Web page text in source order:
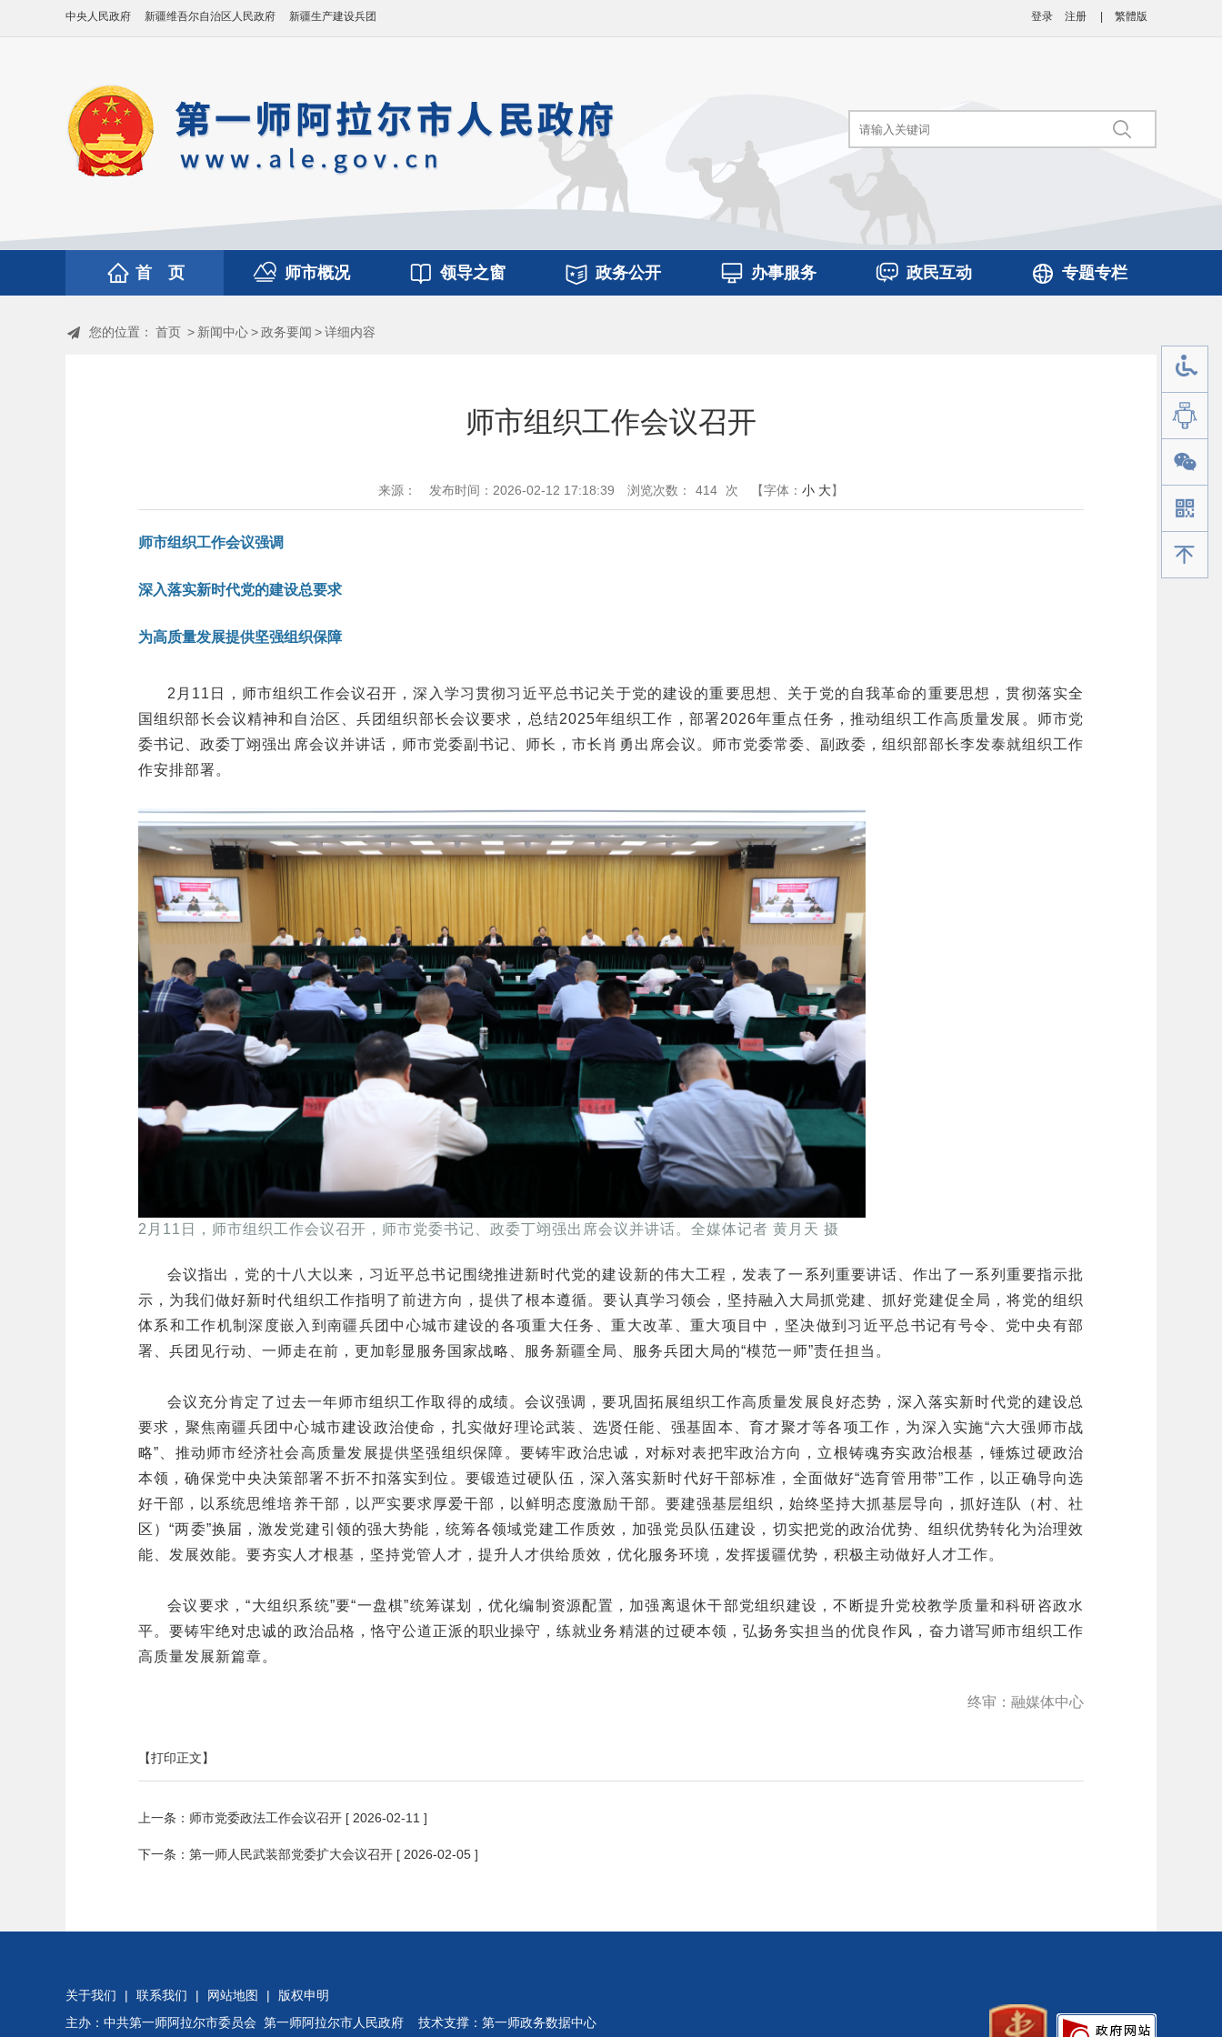
登录 注册 繁體版
中央人民政府 新疆维吾尔自治区人民政府 新疆生产建设兵团
首 页 师市概况 领导之窗 政务公开 办事服务 政民互动 专题专栏
您的位置： 首页 > 新闻中心>政务要闻 >详细内容
师市组织工作会议召开
来源： 发布时间：2026-02-12 17:18:39 浏览次数： 414 次 【字体： 小 大】
师市组织工作会议强调
深入落实新时代党的建设总要求
为高质量发展提供坚强组织保障
2月11日，师市组织工作会议召开，深入学习贯彻习近平总书记关于党的建设的重要思想、关于党的自我革命的重要思想，贯彻落实全
国组织部长会议精神和自治区、兵团组织部长会议要求，总结2025年组织工作，部署2026年重点任务，推动组织工作高质量发展。师市党
委书记、政委丁翊强出席会议并讲话，师市党委副书记、师长，市长肖勇出席会议。师市党委常委、副政委，组织部部长李发泰就组织工作
作安排部署。
2月11日，师市组织工作会议召开，师市党委书记、政委丁翊强出席会议并讲话。全媒体记者 黄月天 摄
会议指出，党的十八大以来，习近平总书记围绕推进新时代党的建设新的伟大工程，发表了一系列重要讲话、作出了一系列重要指示批
示，为我们做好新时代组织工作指明了前进方向，提供了根本遵循。要认真学习领会，坚持融入大局抓党建、抓好党建促全局，将党的组织
体系和工作机制深度嵌入到南疆兵团中心城市建设的各项重大任务、重大改革、重大项目中，坚决做到习近平总书记有号令、党中央有部
署、兵团见行动、一师走在前，更加彰显服务国家战略、服务新疆全局、服务兵团大局的“模范一师”责任担当。
会议充分肯定了过去一年师市组织工作取得的成绩。会议强调，要巩固拓展组织工作高质量发展良好态势，深入落实新时代党的建设总
要求，聚焦南疆兵团中心城市建设政治使命，扎实做好理论武装、选贤任能、强基固本、育才聚才等各项工作，为深入实施“六大强师市战
略”、推动师市经济社会高质量发展提供坚强组织保障。要铸牢政治忠诚，对标对表把牢政治方向，立根铸魂夯实政治根基，锤炼过硬政治
本领，确保党中央决策部署不折不扣落实到位。要锻造过硬队伍，深入落实新时代好干部标准，全面做好“选育管用带”工作，以正确导向选
好干部，以系统思维培养干部，以严实要求厚爱干部，以鲜明态度激励干部。要建强基层组织，始终坚持大抓基层导向，抓好连队（村、社
区）“两委”换届，激发党建引领的强大势能，统筹各领域党建工作质效，加强党员队伍建设，切实把党的政治优势、组织优势转化为治理效
能、发展效能。要夯实人才根基，坚持党管人才，提升人才供给质效，优化服务环境，发挥援疆优势，积极主动做好人才工作。
会议要求，“大组织系统”要“一盘棋”统筹谋划，优化编制资源配置，加强离退休干部党组织建设，不断提升党校教学质量和科研咨政水
平。要铸牢绝对忠诚的政治品格，恪守公道正派的职业操守，练就业务精湛的过硬本领，弘扬务实担当的优良作风，奋力谱写师市组织工作
高质量发展新篇章。
终审：融媒体中心
【打印正文】
上一条： 师市党委政法工作会议召开 [ 2026-02-11 ]
下一条： 第一师人民武装部党委扩大会议召开 [ 2026-02-05 ]
关于我们 | 联系我们 | 网站地图 |
版权申明
主办：中共第一师阿拉尔市委员会 第一师阿拉尔市人民政府 技术支撑：第一师政务数据中心
手机版